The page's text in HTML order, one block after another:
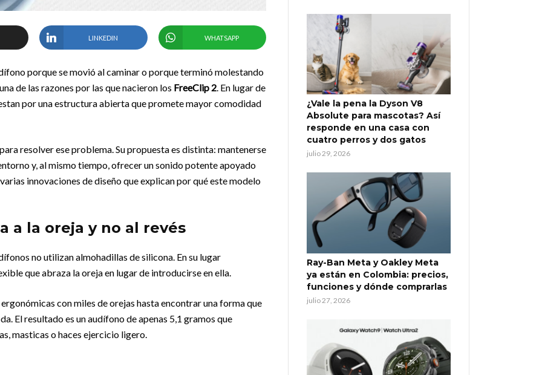
LINKEDIN WHATSAPP
porque se movió al caminar o porque terminó molestando
de las razones por las que nacieron los FreeClip 2. En lugar de
por una estructura abierta que promete mayor comodidad
resolver ese problema. Su propuesta es distinta: mantenerse
y, al mismo tiempo, ofrecer un sonido potente apoyado
innovaciones de diseño que explican por qué este modelo
a la oreja y no al revés
no utilizan almohadillas de silicona. En su lugar
que abraza la oreja en lugar de introducirse en ella.
con miles de orejas hasta encontrar una forma que
El resultado es un audífono de apenas 5,1 gramos que
masticas o haces ejercicio ligero.
¿Vale la pena la Dyson V8
Absolute para mascotas? Así
responde en una casa con
cuatro perros y dos gatos
julio 29, 2026
Ray-Ban Meta y Oakley Meta
ya están en Colombia: precios,
funciones y dónde comprarlas
julio 27, 2026